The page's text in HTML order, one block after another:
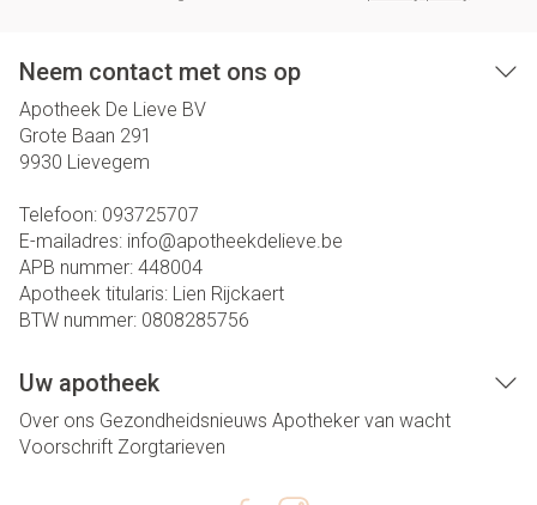
Neem contact met ons op
Apotheek De Lieve BV
Grote Baan 291
9930 Lievegem
Telefoon: 093725707
E-mailadres: info@apotheekdelieve.be
APB nummer: 448004
Apotheek titularis: Lien Rijckaert
BTW nummer: 0808285756
Uw apotheek
Over ons Gezondheidsnieuws Apotheker van wacht
Voorschrift Zorgtarieven